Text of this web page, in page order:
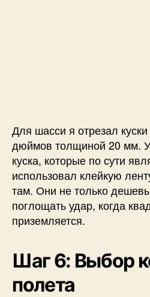
Для шасси я отрезал
дюймов толщиной 20 мм.
куска, которые по сути
использовал клейкую
там. Они не только
поглощать удар, когда
приземляется.
Шаг 6: Выбор
полета